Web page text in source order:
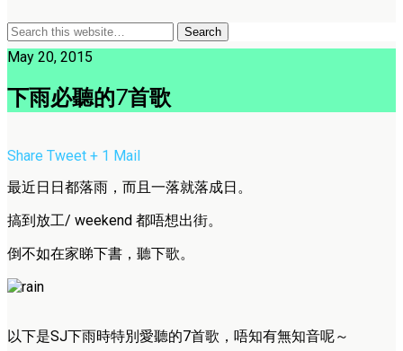
May 20, 2015
下雨必聽的7首歌
Share Tweet + 1 Mail
最近日日都落雨，而且一落就落成日。
搞到放工/ weekend 都唔想出街。
倒不如在家睇下書，聽下歌。
以下是SJ下雨時特別愛聽的7首歌，唔知有無知音呢～